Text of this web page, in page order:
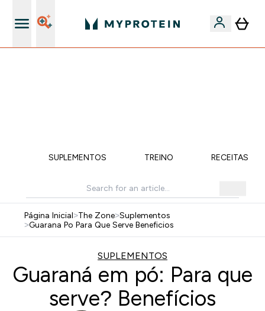
SUPLEMENTOS TREINO RECEITAS
Página Inicial>The Zone>Suplementos
>Guarana Po Para Que Serve Beneficios
SUPLEMENTOS
Guaraná em pó: Para que
serve? Benefícios